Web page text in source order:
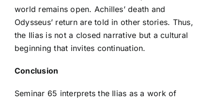
world remains open. Achilles’ death and
Odysseus’ return are told in other stories. Thus,
the Ilias is not a closed narrative but a cultural
beginning that invites continuation.
Conclusion
Seminar 65 interprets the Ilias as a work of